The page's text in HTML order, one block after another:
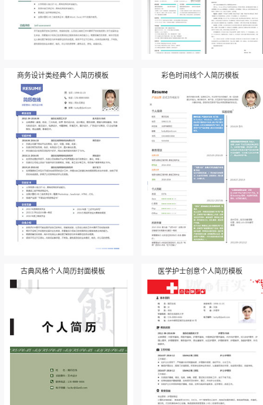
商务设计类经典个人简历模板 彩色时间线个人简历模板
古典风格个人简历封面模板 医学护士创意个人简历模板